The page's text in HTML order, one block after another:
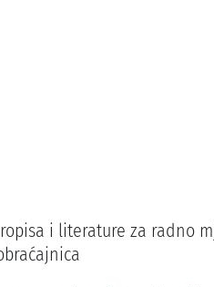
i literature za radno